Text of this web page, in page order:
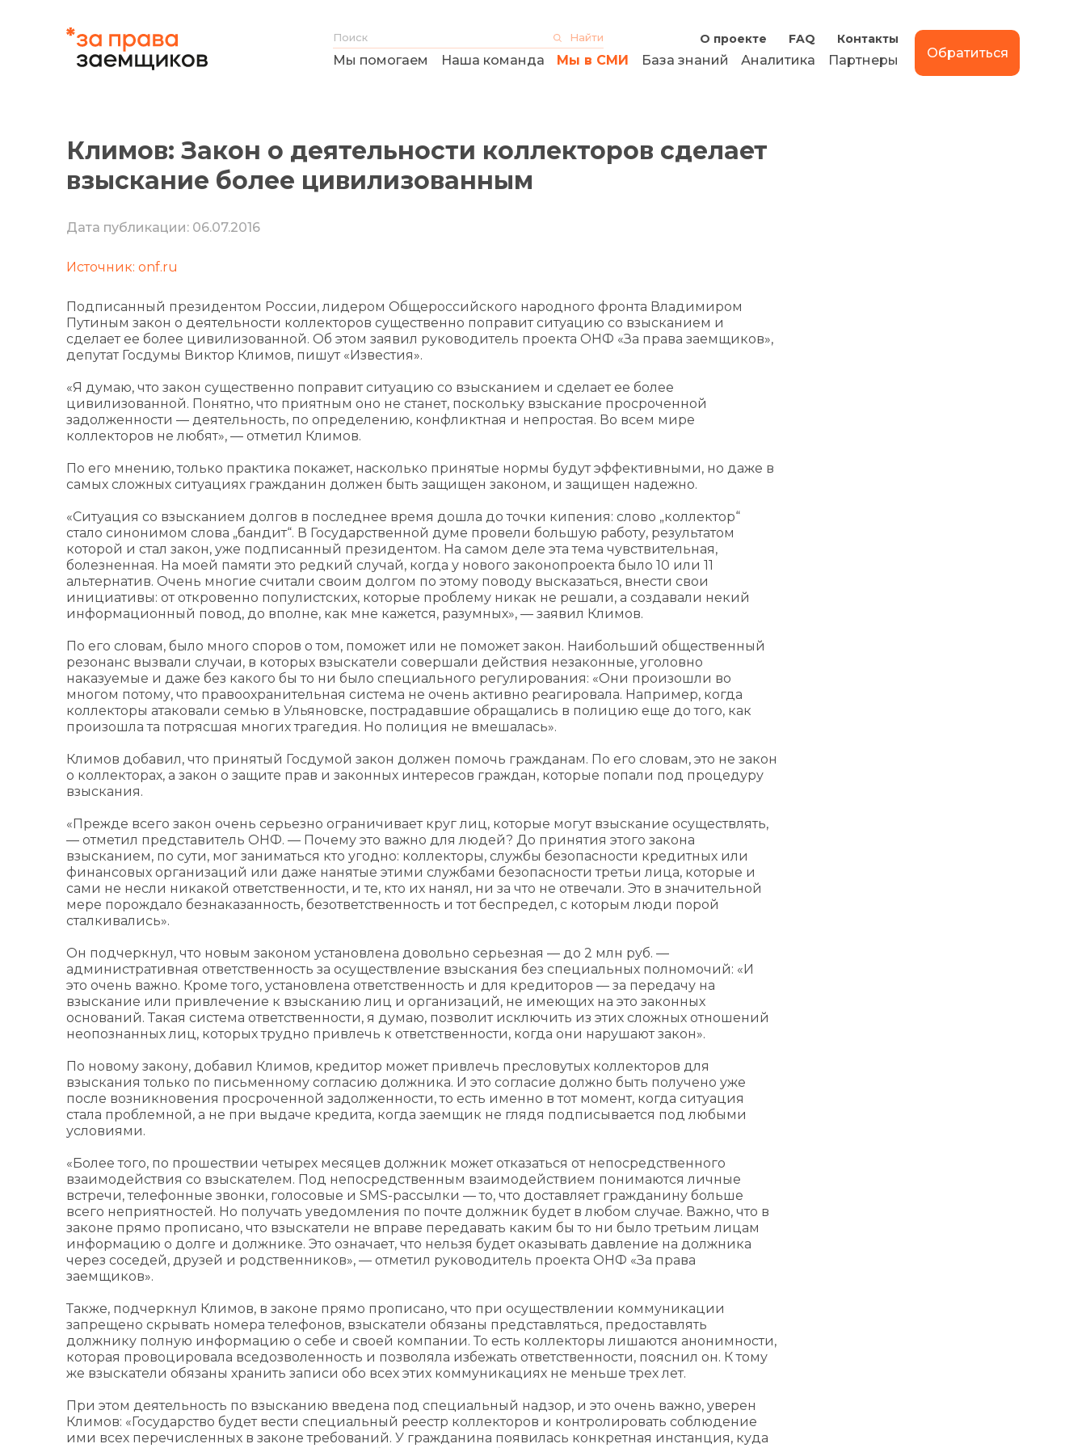
О проекте FAQ Контакты
Мы помогаем Наша команда Мы в СМИ База знаний Аналитика Партнеры Обратиться
Климов: Закон о деятельности коллекторов сделает
взыскание более цивилизованным
Дата публикации: 06.07.2016
Источник: onf.ru
Подписанный президентом России, лидером Общероссийского народного фронта Владимиром
Путиным закон о деятельности коллекторов существенно поправит ситуацию со взысканием и
сделает ее более цивилизованной. Об этом заявил руководитель проекта ОНФ «За права заемщиков»,
депутат Госдумы Виктор Климов, пишут «Известия».
«Я думаю, что закон существенно поправит ситуацию со взысканием и сделает ее более
цивилизованной. Понятно, что приятным оно не станет, поскольку взыскание просроченной
задолженности — деятельность, по определению, конфликтная и непростая. Во всем мире
коллекторов не любят», — отметил Климов.
По его мнению, только практика покажет, насколько принятые нормы будут эффективными, но даже в
самых сложных ситуациях гражданин должен быть защищен законом, и защищен надежно.
«Ситуация со взысканием долгов в последнее время дошла до точки кипения: слово „коллектор“
стало синонимом слова „бандит“. В Государственной думе провели большую работу, результатом
которой и стал закон, уже подписанный президентом. На самом деле эта тема чувствительная,
болезненная. На моей памяти это редкий случай, когда у нового законопроекта было 10 или 11
альтернатив. Очень многие считали своим долгом по этому поводу высказаться, внести свои
инициативы: от откровенно популистских, которые проблему никак не решали, а создавали некий
информационный повод, до вполне, как мне кажется, разумных», — заявил Климов.
По его словам, было много споров о том, поможет или не поможет закон. Наибольший общественный
резонанс вызвали случаи, в которых взыскатели совершали действия незаконные, уголовно
наказуемые и даже без какого бы то ни было специального регулирования: «Они произошли во
многом потому, что правоохранительная система не очень активно реагировала. Например, когда
коллекторы атаковали семью в Ульяновске, пострадавшие обращались в полицию еще до того, как
произошла та потрясшая многих трагедия. Но полиция не вмешалась».
Климов добавил, что принятый Госдумой закон должен помочь гражданам. По его словам, это не закон
о коллекторах, а закон о защите прав и законных интересов граждан, которые попали под процедуру
взыскания.
«Прежде всего закон очень серьезно ограничивает круг лиц, которые могут взыскание осуществлять,
— отметил представитель ОНФ. — Почему это важно для людей? До принятия этого закона
взысканием, по сути, мог заниматься кто угодно: коллекторы, службы безопасности кредитных или
финансовых организаций или даже нанятые этими службами безопасности третьи лица, которые и
сами не несли никакой ответственности, и те, кто их нанял, ни за что не отвечали. Это в значительной
мере порождало безнаказанность, безответственность и тот беспредел, с которым люди порой
сталкивались».
Он подчеркнул, что новым законом установлена довольно серьезная — до 2 млн руб. —
административная ответственность за осуществление взыскания без специальных полномочий: «И
это очень важно. Кроме того, установлена ответственность и для кредиторов — за передачу на
взыскание или привлечение к взысканию лиц и организаций, не имеющих на это законных
оснований. Такая система ответственности, я думаю, позволит исключить из этих сложных отношений
неопознанных лиц, которых трудно привлечь к ответственности, когда они нарушают закон».
По новому закону, добавил Климов, кредитор может привлечь пресловутых коллекторов для
взыскания только по письменному согласию должника. И это согласие должно быть получено уже
после возникновения просроченной задолженности, то есть именно в тот момент, когда ситуация
стала проблемной, а не при выдаче кредита, когда заемщик не глядя подписывается под любыми
условиями.
«Более того, по прошествии четырех месяцев должник может отказаться от непосредственного
взаимодействия со взыскателем. Под непосредственным взаимодействием понимаются личные
встречи, телефонные звонки, голосовые и SMS-рассылки — то, что доставляет гражданину больше
всего неприятностей. Но получать уведомления по почте должник будет в любом случае. Важно, что в
законе прямо прописано, что взыскатели не вправе передавать каким бы то ни было третьим лицам
информацию о долге и должнике. Это означает, что нельзя будет оказывать давление на должника
через соседей, друзей и родственников», — отметил руководитель проекта ОНФ «За права
заемщиков».
Также, подчеркнул Климов, в законе прямо прописано, что при осуществлении коммуникации
запрещено скрывать номера телефонов, взыскатели обязаны представляться, предоставлять
должнику полную информацию о себе и своей компании. То есть коллекторы лишаются анонимности,
которая провоцировала вседозволенность и позволяла избежать ответственности, пояснил он. К тому
же взыскатели обязаны хранить записи обо всех этих коммуникациях не меньше трех лет.
При этом деятельность по взысканию введена под специальный надзор, и это очень важно, уверен
Климов: «Государство будет вести специальный реестр коллекторов и контролировать соблюдение
ими всех перечисленных в законе требований. У гражданина появилась конкретная инстанция, куда